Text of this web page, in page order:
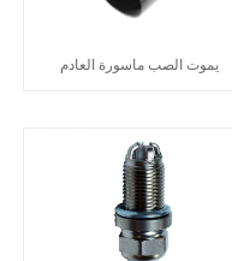
يموت الصب ماسورة العادم